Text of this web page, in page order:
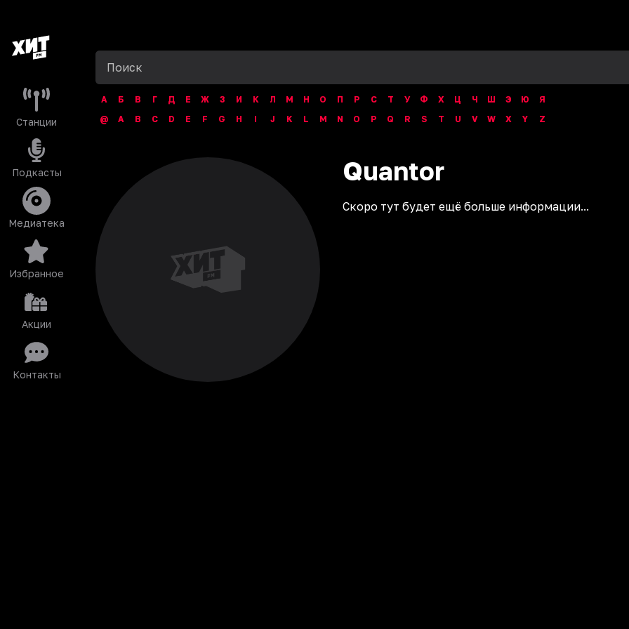
Станции
Подкасты
Медиатека
Избранное
Акции
Контакты
А Б В Г Д Е Ж З И К Л М Н О П Р С Т У Ф Х Ц Ч Ш Э Ю
Я
@
A B C D E F G H I J K L M N O P Q R S T U V W X Y Z
Quantor
Скоро тут будет ещё больше информации...